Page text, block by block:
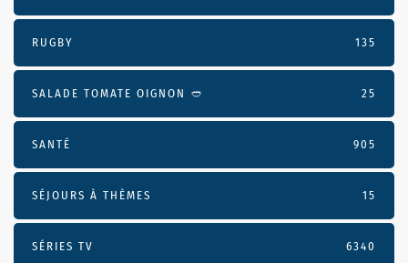
RUGBY 135
SALADE TOMATE OIGNON 🥙 25
SANTÉ 905
SÉJOURS À THÈMES 15
SÉRIES TV 6340